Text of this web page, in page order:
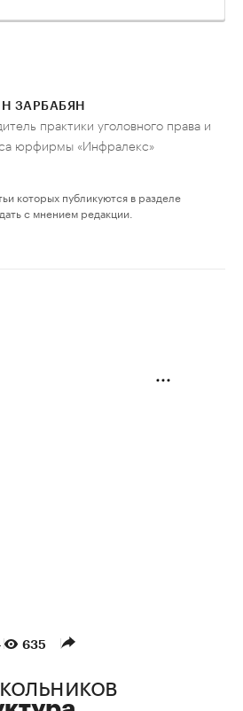
ЗАРБАБЯН
практики уголовного права и
юрфирмы «Инфралекс»
которых публикуются в разделе
с мнением редакции.
635